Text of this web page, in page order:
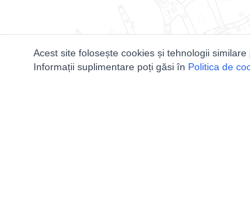
Acest site folosește cookies și tehnologii
Informații suplimentare poți găsi în Politica de